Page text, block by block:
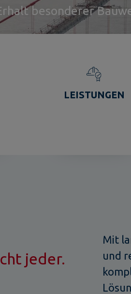
besonderer
LEISTUNGEN
jeder.
Mit
und